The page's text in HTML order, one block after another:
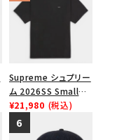
Supreme シュプリー
ム 2026SS Small
Box Tee スモールボ
ックスTシャツ ブラッ
ク
¥21,980 (税込)